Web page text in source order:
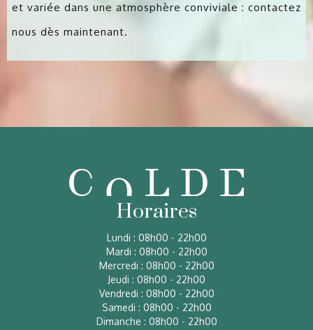
et variée dans une atmosphère conviviale : contactez
nous dès maintenant.
Horaires
Lundi : 08h00 - 22h00
Mardi : 08h00 - 22h00
Mercredi : 08h00 - 22h00
Jeudi : 08h00 - 22h00
Vendredi : 08h00 - 22h00
Samedi : 08h00 - 22h00
Dimanche : 08h00 - 22h00